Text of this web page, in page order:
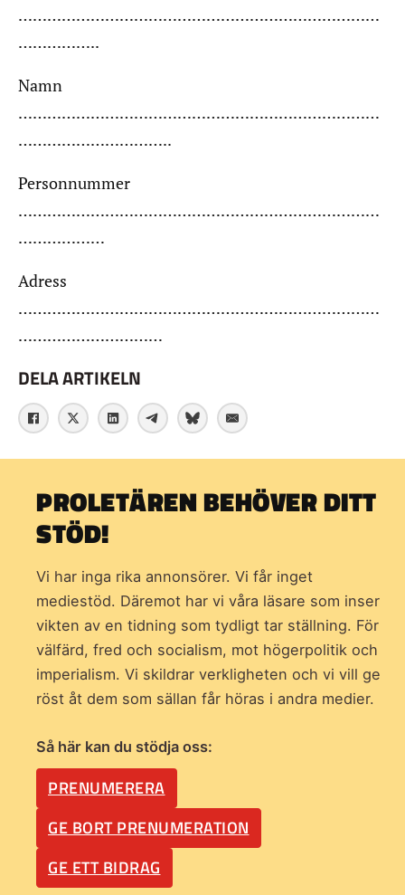
…………………………………………………………………
……………..
Namn
…………………………………………………………………
…………………………..
Personnummer
…………………………………………………………………
………………
Adress
…………………………………………………………………
…………………………
DELA ARTIKELN
PROLETÄREN BEHÖVER DITT
STÖD!
Vi har inga rika annonsörer. Vi får inget
mediestöd. Däremot har vi våra läsare som inser
vikten av en tidning som tydligt tar ställning. För
välfärd, fred och socialism, mot högerpolitik och
imperialism. Vi skildrar verkligheten och vi vill ge
röst åt dem som sällan får höras i andra medier.
Så här kan du stödja oss:
PRENUMERERA
GE BORT PRENUMERATION
GE ETT BIDRAG